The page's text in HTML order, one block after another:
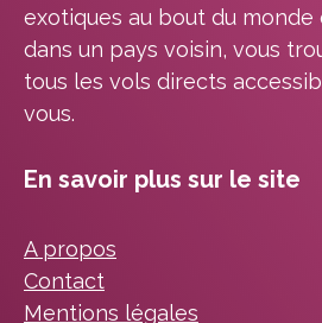
exotiques au bout du
dans un pays voisin, vous
tous les vols directs
vous.
En savoir plus sur le site
A propos
Contact
Mentions légales